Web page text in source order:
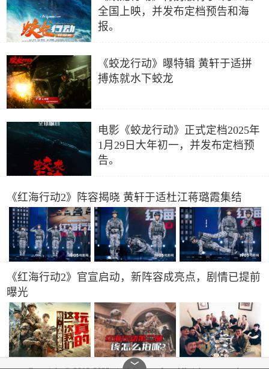
﹀
全国上映，并发布定档预告和海
报。
《蛟龙行动》曝特辑 黄轩于适拼
搏炼就水下蛟龙
电影《蛟龙行动》正式定档2025年
1月29日大年初一，并发布定档预
告。
《红海行动2》阵容揭晓 黄轩于适杜江蒋璐霞集结
《红海行动2》官宣启动，新阵容成亮点，剧情已提前
曝光